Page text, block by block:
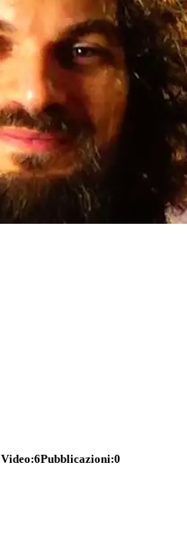
Video:6Pubblicazioni:0